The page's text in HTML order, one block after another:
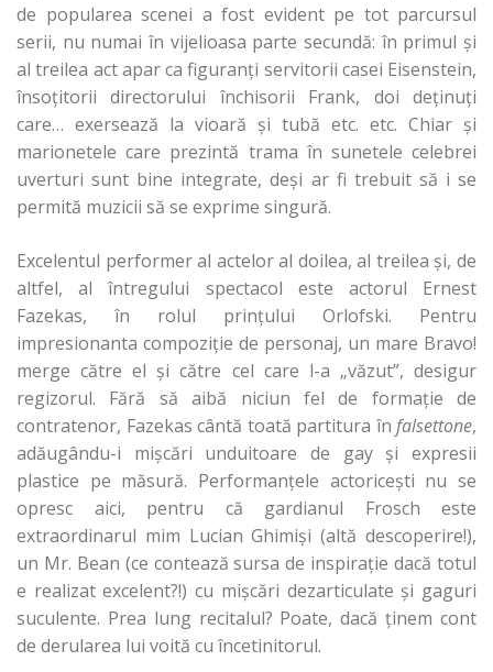
de popularea scenei a fost evident pe tot parcursul
serii, nu numai în vijelioasa parte secundă: în primul şi
al treilea act apar ca figuranţi servitorii casei Eisenstein,
însoţitorii directorului închisorii Frank, doi deţinuţi
care… exersează la vioară şi tubă etc. etc. Chiar şi
marionetele care prezintă trama în sunetele celebrei
uverturi sunt bine integrate, deşi ar fi trebuit să i se
permită muzicii să se exprime singură.
Excelentul performer al actelor al doilea, al treilea şi, de
altfel, al întregului spectacol este actorul Ernest
Fazekas, în rolul prinţului Orlofski. Pentru
impresionanta compoziţie de personaj, un mare Bravo!
merge către el şi către cel care l-a „văzut”, desigur
regizorul. Fără să aibă niciun fel de formaţie de
contratenor, Fazekas cântă toată partitura în falsettone,
adăugându-i mişcări unduitoare de gay şi expresii
plastice pe măsură. Performanţele actoriceşti nu se
opresc aici, pentru că gardianul Frosch este
extraordinarul mim Lucian Ghimişi (altă descoperire!),
un Mr. Bean (ce contează sursa de inspiraţie dacă totul
e realizat excelent?!) cu mişcări dezarticulate şi gaguri
suculente. Prea lung recitalul? Poate, dacă ţinem cont
de derularea lui voită cu încetinitorul.